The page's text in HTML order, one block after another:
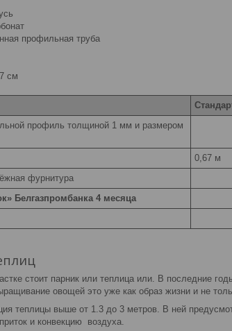
профильная труба
см
профиль толщиной 1 мм и размером
0,67 м
фурнитура
Белгазпромбанка 4 месяца
стоит парник или теплица или. В последние
овощей это уже как образ жизни и не
теплицы выше от 1.3 до 3 метров. В ней
и конвекцию воздуха.